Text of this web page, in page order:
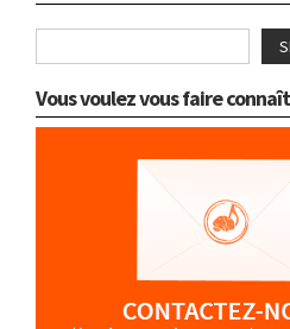
Vous voulez vous faire